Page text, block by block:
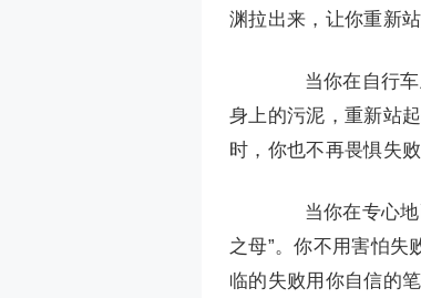
渊拉出来，让你重新
当你在自行车上
身上的污泥，重新站
时，你也不再畏惧失败
当你在专心地画
之母”。你不用害怕失
临的失败用你自信的